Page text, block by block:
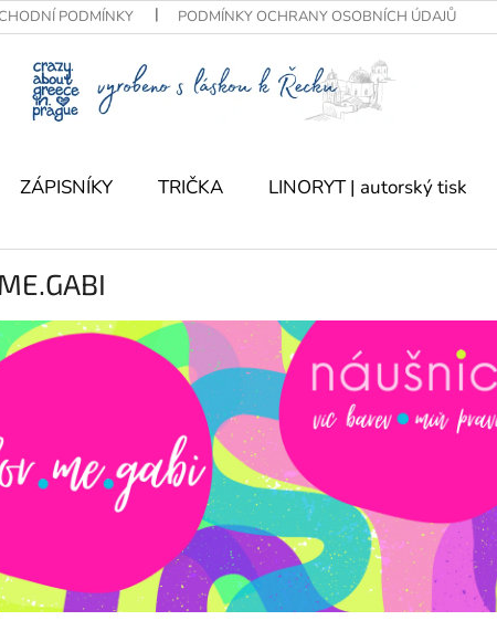
PODMÍNKY PODMÍNKY OCHRANY OSOBNÍCH ÚDAJŮ
ZÁPISNÍKY TRIČKA LINORYT | autorský tisk